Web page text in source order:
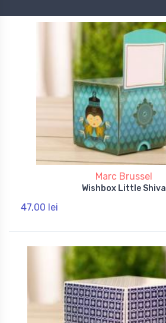
Marc Brussel
Wishbox Little Shiva
47,00 lei